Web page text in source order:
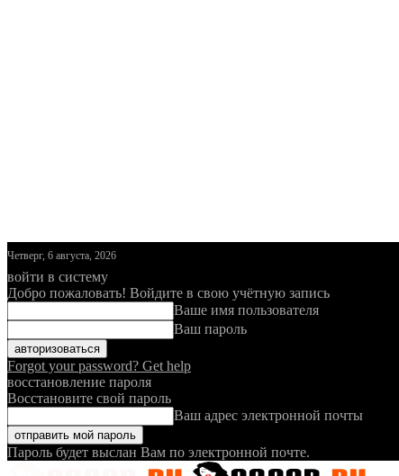
Четверг, 6 августа, 2026
войти в систему
Добро пожаловать! Войдите в свою учётную запись
Ваше имя пользователя
Ваш пароль
Forgot your password? Get help
восстановление пароля
Восстановите свой пароль
Ваш адрес электронной почты
Пароль будет выслан Вам по электронной почте.